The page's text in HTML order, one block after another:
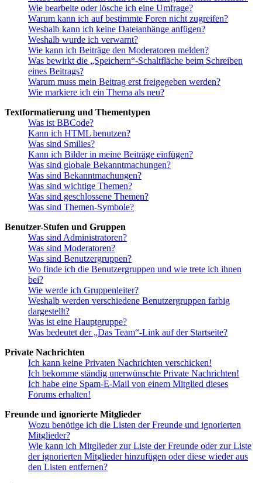
Wie bearbeite oder lösche ich eine Umfrage?
Warum kann ich auf bestimmte Foren nicht zugreifen?
Weshalb kann ich keine Dateianhänge anfügen?
Weshalb wurde ich verwarnt?
Wie kann ich Beiträge den Moderatoren melden?
Was bewirkt die „Speichern“-Schaltfläche beim Schreiben
eines Beitrags?
Warum muss mein Beitrag erst freigegeben werden?
Wie markiere ich ein Thema als neu?
Textformatierung und Thementypen
Was ist BBCode?
Kann ich HTML benutzen?
Was sind Smilies?
Kann ich Bilder in meine Beiträge einfügen?
Was sind globale Bekanntmachungen?
Was sind Bekanntmachungen?
Was sind wichtige Themen?
Was sind geschlossene Themen?
Was sind Themen-Symbole?
Benutzer-Stufen und Gruppen
Was sind Administratoren?
Was sind Moderatoren?
Was sind Benutzergruppen?
Wo finde ich die Benutzergruppen und wie trete ich ihnen
bei?
Wie werde ich Gruppenleiter?
Weshalb werden verschiedene Benutzergruppen farbig
dargestellt?
Was ist eine Hauptgruppe?
Was bedeutet der „Das Team“-Link auf der Startseite?
Private Nachrichten
Ich kann keine Privaten Nachrichten verschicken!
Ich bekomme ständig unerwünschte Private Nachrichten!
Ich habe eine Spam-E-Mail von einem Mitglied dieses
Forums erhalten!
Freunde und ignorierte Mitglieder
Wozu benötige ich die Listen der Freunde und ignorierten
Mitglieder?
Wie kann ich Mitglieder zur Liste der Freunde oder zur Liste
der ignorierten Mitglieder hinzufügen oder diese wieder aus
den Listen entfernen?